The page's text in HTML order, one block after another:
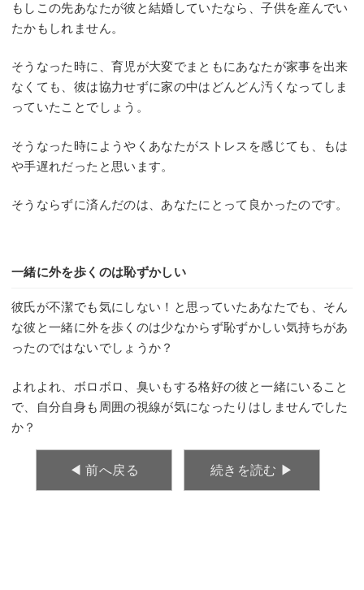
もしこの先あなたが彼と結婚していたなら、子供を産んでい
たかもしれません。
そうなった時に、育児が大変でまともにあなたが家事を出来
なくても、彼は協力せずに家の中はどんどん汚くなってしま
っていたことでしょう。
そうなった時にようやくあなたがストレスを感じても、もは
や手遅れだったと思います。
そうならずに済んだのは、あなたにとって良かったのです。
一緒に外を歩くのは恥ずかしい
彼氏が不潔でも気にしない！と思っていたあなたでも、そん
な彼と一緒に外を歩くのは少なからず恥ずかしい気持ちがあ
ったのではないでしょうか？
よれよれ、ボロボロ、臭いもする格好の彼と一緒にいること
で、自分自身も周囲の視線が気になったりはしませんでした
か？
◀︎ 前へ戻る 続きを読む ▶︎